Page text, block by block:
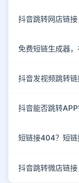
抖音跳转网店链
免费短链生成器
抖音发视频跳转
抖音能否跳转
短链接404？短链
抖音跳转微店链接